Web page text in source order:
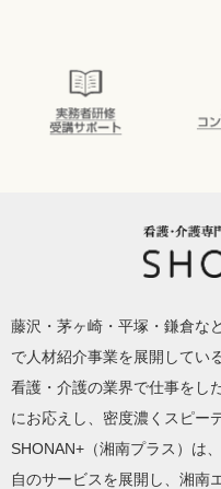
相談
藤沢・茅ヶ崎・平塚・鎌倉な
で人材紹介事業を展開してい
看護・介護の業界で仕事をし
にお応えし、密度濃くスピー
SHONAN+（湘南プラス）は
自のサービスを展開し、湘南